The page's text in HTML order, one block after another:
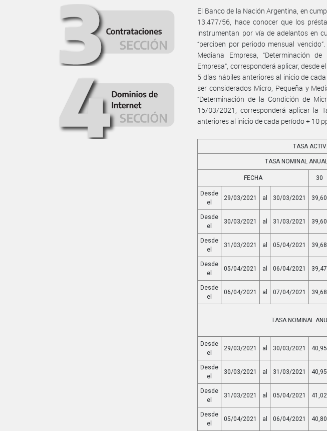
El Banco de la Nación Argentina, en
13.477/56, hace conocer que los
instrumentan por vía de adelantos en
“perciben por periodo mensual
Mediana Empresa, “Determinación
Empresa”, corresponderá aplicar, desde
5 días hábiles anteriores al inicio de
ser considerados Micro, Pequeña y
“Determinación de la Condición de
15/03/2021, corresponderá aplicar la
anteriores al inicio de cada período + 10
TASA
TASA NOMINAL
FECHA 30
Desde
el
29/03/2021 al 30/03/2021 39,60
Desde
el
30/03/2021 al 31/03/2021 39,60
Desde
el
31/03/2021 al 05/04/2021 39,68
Desde
el
05/04/2021 al 06/04/2021 39,47
Desde
el
06/04/2021 al 07/04/2021 39,68
TASA NOMINAL
Desde
el
29/03/2021 al 30/03/2021 40,95
Desde
el
30/03/2021 al 31/03/2021 40,95
Desde
el
31/03/2021 al 05/04/2021 41,02
Desde
el
05/04/2021 al 06/04/2021 40,80